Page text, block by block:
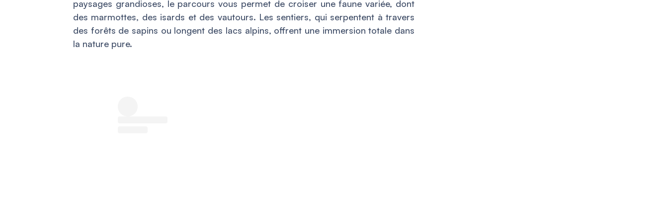
paysages grandioses, le parcours vous permet de croiser une faune variée, dont
des marmottes, des isards et des vautours. Les sentiers, qui serpentent à travers
des forêts de sapins ou longent des lacs alpins, offrent une immersion totale dans
la nature pure.